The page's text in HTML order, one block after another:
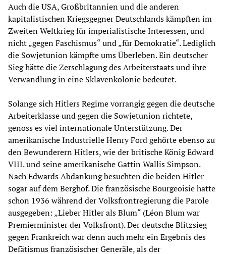
Auch die USA, Großbritannien und die anderen
kapitalistischen Kriegsgegner Deutschlands kämpften im
Zweiten Weltkrieg für imperialistische Interessen, und
nicht „gegen Faschismus“ und „für Demokratie“. Lediglich
die Sowjetunion kämpfte ums Überleben. Ein deutscher
Sieg hätte die Zerschlagung des Arbeiterstaats und ihre
Verwandlung in eine Sklavenkolonie bedeutet.
Solange sich Hitlers Regime vorrangig gegen die deutsche
Arbeiterklasse und gegen die Sowjetunion richtete,
genoss es viel internationale Unterstützung. Der
amerikanische Industrielle Henry Ford gehörte ebenso zu
den Bewunderern Hitlers, wie der britische König Edward
VIII. und seine amerikanische Gattin Wallis Simpson.
Nach Edwards Abdankung besuchten die beiden Hitler
sogar auf dem Berghof. Die französische Bourgeoisie hatte
schon 1936 während der Volksfrontregierung die Parole
ausgegeben: „Lieber Hitler als Blum“ (Léon Blum war
Premierminister der Volksfront). Der deutsche Blitzsieg
gegen Frankreich war denn auch mehr ein Ergebnis des
Defätismus französischer Generäle, als der